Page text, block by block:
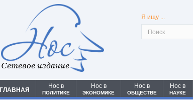
Сетевое издание
Я ищу ...
ГЛАВНАЯ
Нос в
ПОЛИТИКЕ
Нос в
ЭКОНОМИКЕ
Нос в
ОБЩЕСТВЕ
Нос в
НАУКЕ